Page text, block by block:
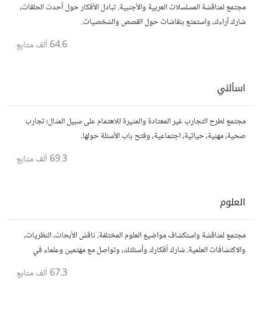
مجتمع لمناقشة المسلسلات العربية والأجنبية. تبادل الأفكار حول أحدث الحلقات،
شارك آراءك، واستمتع بنقاشات حول القصص والشخصيات.
64.6 ألف متابع
اسألني
مجتمع لطرح التجارب غير المعتادة والمثيرة للاهتمام على سبيل المثال؛ تجارب
صحية، مهنية، حياتية، اجتماعية، وفتح باب الأسئلة حولها.
69.3 ألف متابع
العلوم
مجتمع لمناقشة واستكشاف مواضيع العلوم المختلفة. ناقش الأبحاث، النظريات،
والاكتشافات العلمية. شارك أفكارك وأسئلتك، وتواصل مع مهتمين وعلماء في
67.3 ألف متابع